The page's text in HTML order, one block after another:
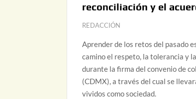
reconciliación y el
REDACCIÓN
Aprender de los retos del pasado
camino el respeto, la tolerancia y
durante la firma del convenio de
(CDMX), a través del cual se
vividos como sociedad.